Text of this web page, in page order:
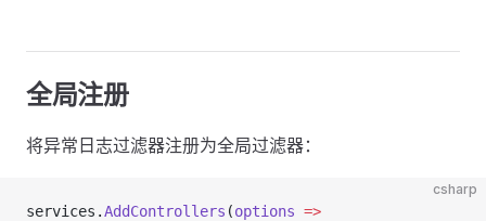
全局注册
将异常日志过滤器注册为全局过滤器：
csharp
services.AddControllers (options =>